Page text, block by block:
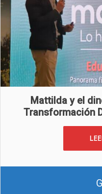
Mattilda y el
Transformación